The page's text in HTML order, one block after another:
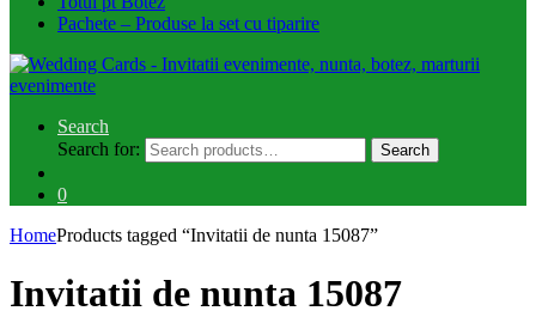
Pachete – Produse la set cu tiparire
Search
Search for:
Search
0
HomeProducts tagged “Invitatii de nunta 15087”
Invitatii de nunta 15087